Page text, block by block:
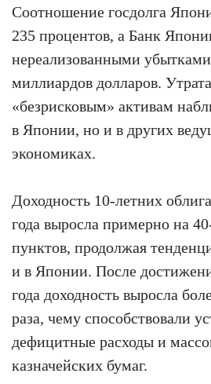
Соотношение госдолга
235 процентов, а Банк
нереализованными
миллиардов долларов.
«безрисковым» активам
в Японии, но и в других
экономиках.
Доходность 10-летних
года выросла примерно на
пунктов, продолжая
и в Японии. После
года доходность выросла
раза, чему способствовали
дефицитные расходы и
казначейских бумаг.